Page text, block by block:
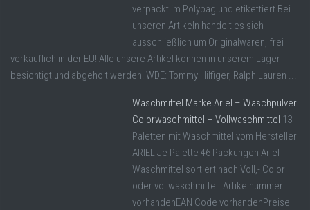
verpackt im Polybag und etikettiert Bei
unseren Artikeln handelt es sich
ausschließlich um Originalwaren, frei
verkäuflich in der EU! Alle unsere Artikel können in unserem Lager
besichtigt und abgeholt werden! WDE: Tommy Hilfiger, Ralph Lauren ...
Waschmittel Marke Ariel – Waschpulver
Colorwaschmittel – Vollwaschmittel 13
Paletten mit Waschmittel vom Hersteller
ARIEL Je Palette 46 Packungen Ariel
Waschmittel sortiert nach Voll,- Color
oder vollwaschmittel. Artikelnummer:
vorhandenEAN Code vorhandenPreise